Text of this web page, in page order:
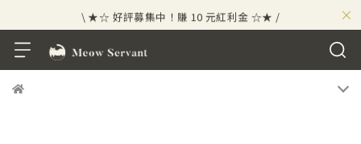
×
\ ★☆ 好評募集中！賺 10 元紅利金 ☆★ /
⟡⣠𝘄𝗲𝗹𝗰𝗼𝗺𝗲 ⁘ 新會員贈 50 元紅利金
\ ★☆ 好評募集中！賺 10 元紅利金 ☆★ /